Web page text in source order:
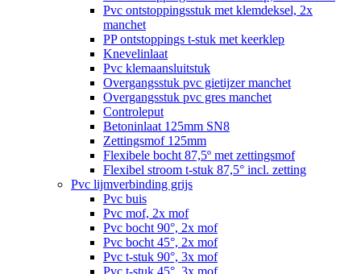
Pvc ontstoppingsstuk met klemdeksel, 2x
manchet
PP ontstoppings t-stuk met keerklep
Knevelinlaat
Pvc klemaansluitstuk
Overgangsstuk pvc gietijzer manchet
Overgangsstuk pvc gres manchet
Controleput
Betoninlaat 125mm SN8
Zettingsmof 125mm
Flexibele bocht 87,5º met zettingsmof
Flexibel stroom t-stuk 87,5° incl. zetting
Pvc lijmverbinding grijs
Pvc buis
Pvc mof, 2x mof
Pvc bocht 90°, 2x mof
Pvc bocht 45°, 2x mof
Pvc t-stuk 90°, 3x mof
Pvc t-stuk 45°, 3x mof